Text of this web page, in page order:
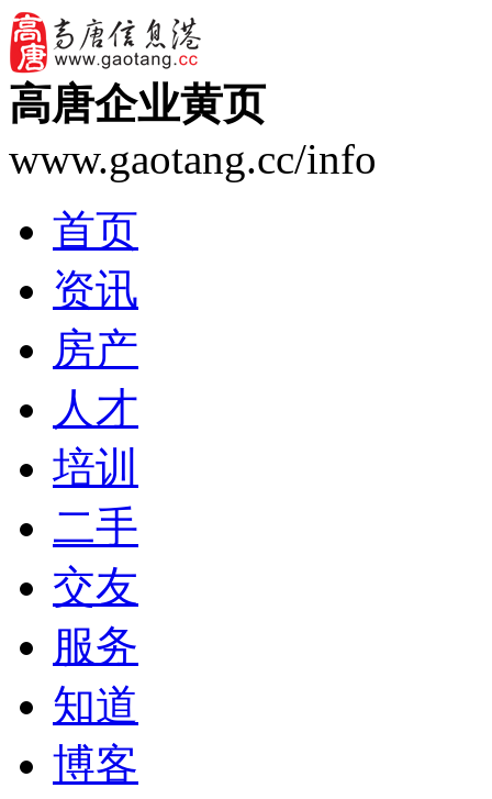
高唐企业黄页
www.gaotang.cc/info
首页
资讯
房产
人才
培训
二手
交友
服务
知道
博客